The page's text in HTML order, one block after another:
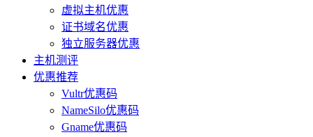
虚拟主机优惠
证书域名优惠
独立服务器优惠
主机测评
优惠推荐
Vultr优惠码
NameSilo优惠码
Gname优惠码